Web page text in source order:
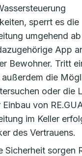
sperrt es die
umgehend
App
Bewohner. Tritt
die
oder die
von
im Keller
des Vertrauens.
Sicherheit sorgen